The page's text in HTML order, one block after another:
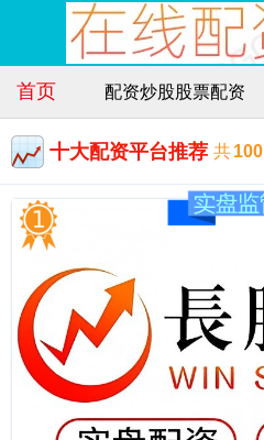
首页 配资炒股股票配资
十大配资平台推荐 共100